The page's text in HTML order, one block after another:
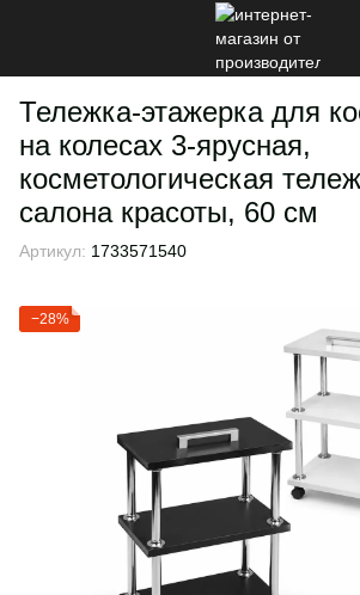
Тележка-этажерка для
на колесах 3-ярусная,
косметологическая
салона красоты, 60 см
Артикул: 1733571540
−28%